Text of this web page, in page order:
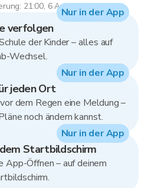
21:00, 6 Aug 2026
verfolgen
der Kinder – alles auf
Wechsel.
Nur in der App
jeden Ort
dem Regen eine Meldung –
noch ändern kannst.
Nur in der App
Startbildschirm
App-Öffnen – auf deinem
Nur in der App